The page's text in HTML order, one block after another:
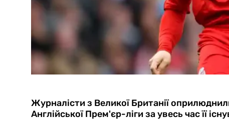
Журналісти з Великої Британії
Англійської Прем'єр-ліги за увесь час її